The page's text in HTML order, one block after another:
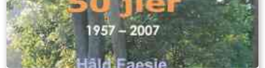
Overal, Hans Kooistra, Jaap van der Velde, Jan
Simon Jelsma, Marco Hoekstra en Robert
Hoekstra. En foar de goede lêzer, der is ien
persoan bij dy 't al 25 jier meidocht. Yn de